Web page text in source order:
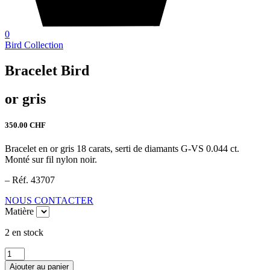
0
Bird Collection
Bracelet Bird
or gris
350.00 CHF
Bracelet en or gris 18 carats, serti de diamants G-VS 0.044 ct.
Monté sur fil nylon noir.
– Réf. 43707
NOUS CONTACTER
Matière
2 en stock
quantité
deAjouter au panier